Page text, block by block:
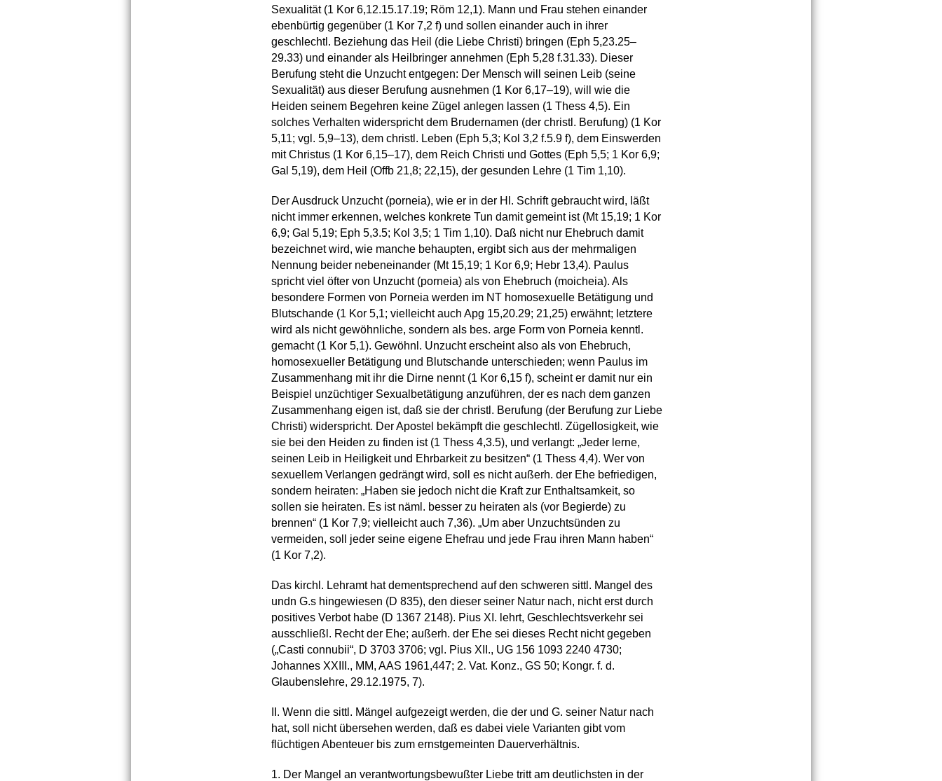
Sexualität (1 Kor 6,12.15.17.19; Röm 12,1). Mann und Frau stehen einander
ebenbürtig gegenüber (1 Kor 7,2 f) und sollen einander auch in ihrer
geschlechtl. Beziehung das Heil (die Liebe Christi) bringen (Eph 5,23.25–
29.33) und einander als Heilbringer annehmen (Eph 5,28 f.31.33). Dieser
Berufung steht die Unzucht entgegen: Der Mensch will seinen Leib (seine
Sexualität) aus dieser Berufung ausnehmen (1 Kor 6,17–19), will wie die
Heiden seinem Begehren keine Zügel anlegen lassen (1 Thess 4,5). Ein
solches Verhalten widerspricht dem Brudernamen (der christl. Berufung) (1 Kor
5,11; vgl. 5,9–13), dem christl. Leben (Eph 5,3; Kol 3,2 f.5.9 f), dem Einswerden
mit Christus (1 Kor 6,15–17), dem Reich Christi und Gottes (Eph 5,5; 1 Kor 6,9;
Gal 5,19), dem Heil (Offb 21,8; 22,15), der gesunden Lehre (1 Tim 1,10).
Der Ausdruck Unzucht (porneia), wie er in der Hl. Schrift gebraucht wird, läßt
nicht immer erkennen, welches konkrete Tun damit gemeint ist (Mt 15,19; 1 Kor
6,9; Gal 5,19; Eph 5,3.5; Kol 3,5; 1 Tim 1,10). Daß nicht nur Ehebruch damit
bezeichnet wird, wie manche behaupten, ergibt sich aus der mehrmaligen
Nennung beider nebeneinander (Mt 15,19; 1 Kor 6,9; Hebr 13,4). Paulus
spricht viel öfter von Unzucht (porneia) als von Ehebruch (moicheia). Als
besondere Formen von Porneia werden im NT homosexuelle Betätigung und
Blutschande (1 Kor 5,1; vielleicht auch Apg 15,20.29; 21,25) erwähnt; letztere
wird als nicht gewöhnliche, sondern als bes. arge Form von Porneia kenntl.
gemacht (1 Kor 5,1). Gewöhnl. Unzucht erscheint also als von Ehebruch,
homosexueller Betätigung und Blutschande unterschieden; wenn Paulus im
Zusammenhang mit ihr die Dirne nennt (1 Kor 6,15 f), scheint er damit nur ein
Beispiel unzüchtiger Sexualbetätigung anzuführen, der es nach dem ganzen
Zusammenhang eigen ist, daß sie der christl. Berufung (der Berufung zur Liebe
Christi) widerspricht. Der Apostel bekämpft die geschlechtl. Zügellosigkeit, wie
sie bei den Heiden zu finden ist (1 Thess 4,3.5), und verlangt: „Jeder lerne,
seinen Leib in Heiligkeit und Ehrbarkeit zu besitzen“ (1 Thess 4,4). Wer von
sexuellem Verlangen gedrängt wird, soll es nicht außerh. der Ehe befriedigen,
sondern heiraten: „Haben sie jedoch nicht die Kraft zur Enthaltsamkeit, so
sollen sie heiraten. Es ist näml. besser zu heiraten als (vor Begierde) zu
brennen“ (1 Kor 7,9; vielleicht auch 7,36). „Um aber Unzuchtsünden zu
vermeiden, soll jeder seine eigene Ehefrau und jede Frau ihren Mann haben“
(1 Kor 7,2).
Das kirchl. Lehramt hat dementsprechend auf den schweren sittl. Mangel des
undn G.s hingewiesen (D 835), den dieser seiner Natur nach, nicht erst durch
positives Verbot habe (D 1367 2148). Pius XI. lehrt, Geschlechtsverkehr sei
ausschließl. Recht der Ehe; außerh. der Ehe sei dieses Recht nicht gegeben
(„Casti connubii“, D 3703 3706; vgl. Pius XII., UG 156 1093 2240 4730;
Johannes XXIII., MM, AAS 1961,447; 2. Vat. Konz., GS 50; Kongr. f. d.
Glaubenslehre, 29.12.1975, 7).
II. Wenn die sittl. Mängel aufgezeigt werden, die der und G. seiner Natur nach
hat, soll nicht übersehen werden, daß es dabei viele Varianten gibt vom
flüchtigen Abenteuer bis zum ernstgemeinten Dauerverhältnis.
1. Der Mangel an verantwortungsbewußter Liebe tritt am deutlichsten in der